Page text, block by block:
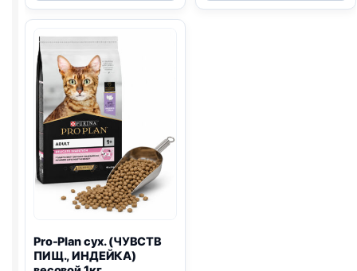
сух.
ЛОСОСЬ)
весовой
1кг
(С
Pro-Planсух. (ЧУВСТВ
ПИЩ., ИНДЕЙКА)